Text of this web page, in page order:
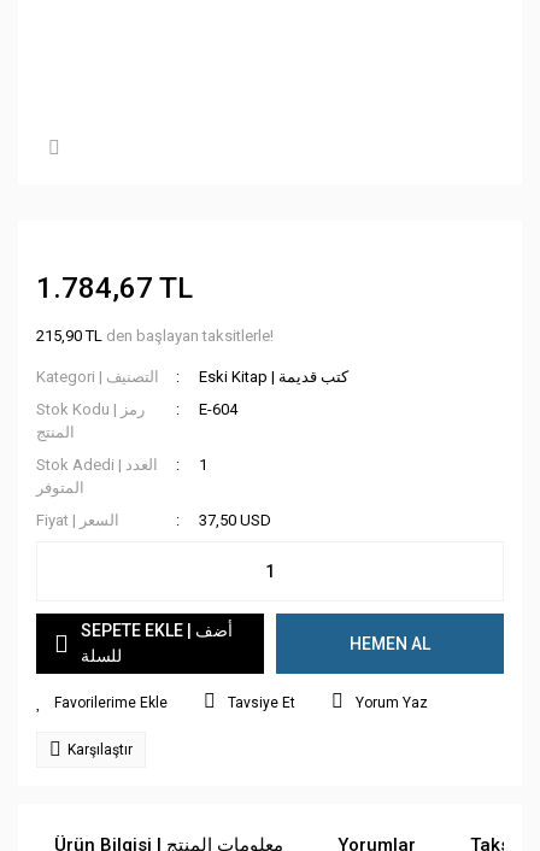
1.784,67 TL
215,90 TL den başlayan taksitlerle!
Kategori | التصنيف
Eski Kitap | كتب قديمة
Stok Kodu | رمز
المنتج
E-604
Stok Adedi | العدد
المتوفر
1
Fiyat | السعر 37,50 USD
SEPETE EKLE | أضف
للسلة
HEMEN AL
Tavsiye Et Yorum Yaz
Karşılaştır
Ürün Bilgisi | معلومات المنتج Yorumlar Taksit